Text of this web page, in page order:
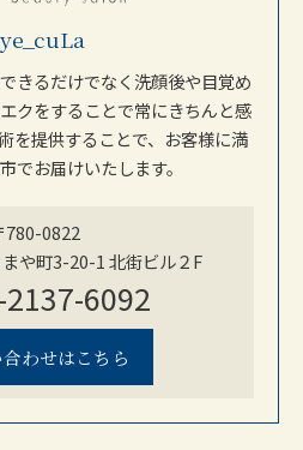
きるだけでなく洗顔後や目覚め
クをすることで常にきちんと感
を提供することで、お客様に満
でお届けいたします。
780-0822
や町3-20-1 北街ビル２F
6092
わせはこちら